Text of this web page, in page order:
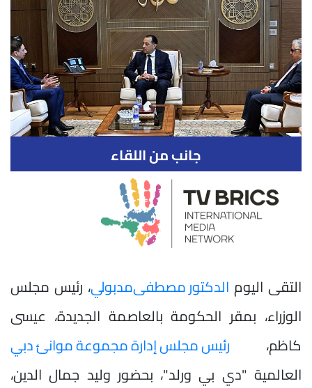
جانب من اللقاء
التقى اليوم الدكتور مصطفىمدبولي، رئيس مجلس
الوزراء، بمقر الحكومة بالعاصمة الجديدة، عيسى
كاظم، رئيس مجلس إدارة مجموعة موانئ دبي
العالمية "دي بي ورلد"، بحضور وليد جمال الدين،